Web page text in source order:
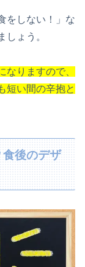
をしない！」な
しょう。
なりますので、
短い間の辛抱と
食後のデザ